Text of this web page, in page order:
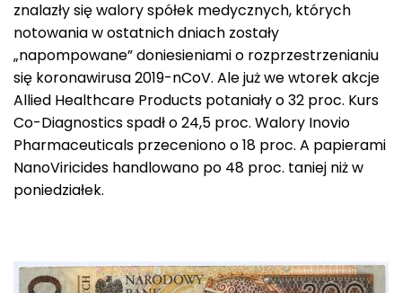
znalazły się walory spółek medycznych, których
notowania w ostatnich dniach zostały
„napompowane” doniesieniami o rozprzestrzenianiu
się koronawirusa 2019-nCoV. Ale już we wtorek akcje
Allied Healthcare Products potaniały o 32 proc. Kurs
Co-Diagnostics spadł o 24,5 proc. Walory Inovio
Pharmaceuticals przeceniono o 18 proc. A papierami
NanoViricides handlowano po 48 proc. taniej niż w
poniedziałek.